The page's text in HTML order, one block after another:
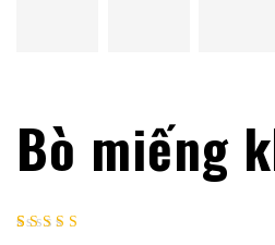
Bò miếng